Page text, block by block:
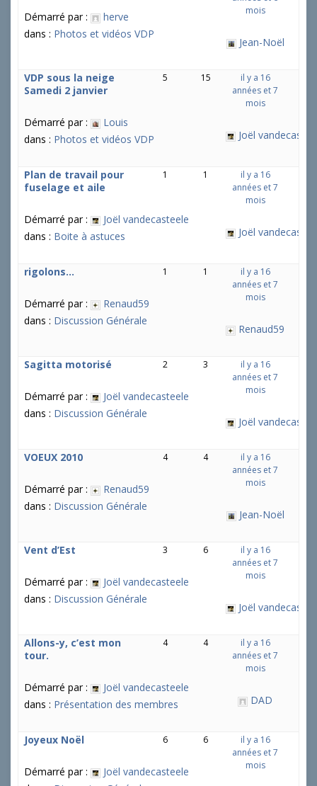
Démarré par :
herve
dans : Photos et vidéos VDP
mois
Jean-Noël
VDP sous la neige
Samedi 2 janvier
Démarré par :
Louis
dans : Photos et vidéos VDP
5 15
il y a 16
années et 7
mois
Joël
Plan de travail pour
fuselage et aile
Démarré par :
Joël vandecasteele
dans : Boite à astuces
1 1
il y a 16
années et 7
mois
Joël
rigolons…
Démarré par :
Renaud59
dans : Discussion Générale
1 1
il y a 16
années et 7
mois
Renaud59
Sagitta motorisé
Démarré par :
Joël vandecasteele
dans : Discussion Générale
2 3
il y a 16
années et 7
mois
Joël
VOEUX 2010
Démarré par :
Renaud59
dans : Discussion Générale
4 4
il y a 16
années et 7
mois
Jean-Noël
Vent d’Est
Démarré par :
Joël vandecasteele
dans : Discussion Générale
3 6
il y a 16
années et 7
mois
Joël
Allons-y, c’est mon
tour.
Démarré par :
Joël vandecasteele
dans : Présentation des membres
4 4
il y a 16
années et 7
mois
DAD
Joyeux Noël
Démarré par :
Joël vandecasteele
6 6
il y a 16
années et 7
mois